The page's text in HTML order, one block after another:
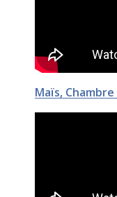
Maïs,